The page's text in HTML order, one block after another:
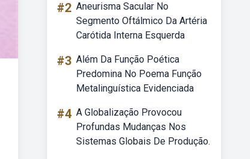
#2 Aneurisma Sacular No
Segmento Oftálmico Da Artéria
Carótida Interna Esquerda
#3 Além Da Função Poética
Predomina No Poema Função
Metalinguística Evidenciada
#4 A Globalização Provocou
Profundas Mudanças Nos
Sistemas Globais De Produção.